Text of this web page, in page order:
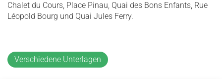
Chalet du Cours, Place Pinau, Quai des Bons Enfants, Rue
Léopold Bourg und Quai Jules Ferry.
Verschiedene Unterlagen